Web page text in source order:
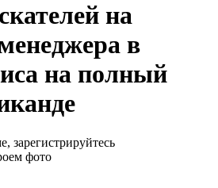
на
в
на полный
зарегистрируйтесь
фото